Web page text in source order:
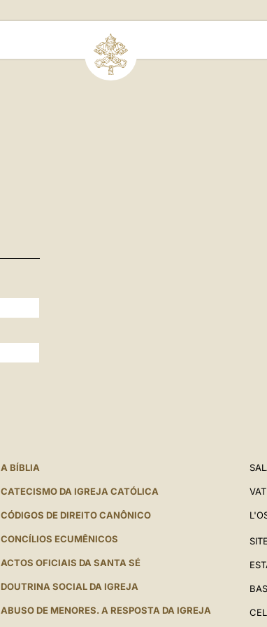
A BÍBLIA
CATECISMO DA IGREJA CATÓLICA
CÓDIGOS DE DIREITO CANÔNICO
CONCÍLIOS ECUMÊNICOS
ACTOS OFICIAIS DA SANTA SÉ
DOUTRINA SOCIAL DA IGREJA
ABUSO DE MENORES. A RESPOSTA DA IGREJA